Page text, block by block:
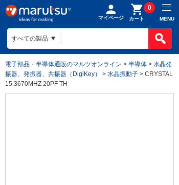
マイページ カート
0
MENU
電子部品・半導体通販のマルツオンライン > 半導体 > 水晶発
振器、発振器、共振器（DigiKey）
> 水晶振動子 > CRYSTAL
15.3670MHZ 20PF TH